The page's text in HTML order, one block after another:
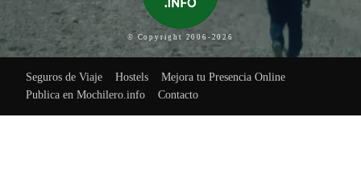
© Copyright 2006-2026
Seguros de Viaje Hostels
Mejora tu Presencia Online
Publica en Mochilero.info
Contacto